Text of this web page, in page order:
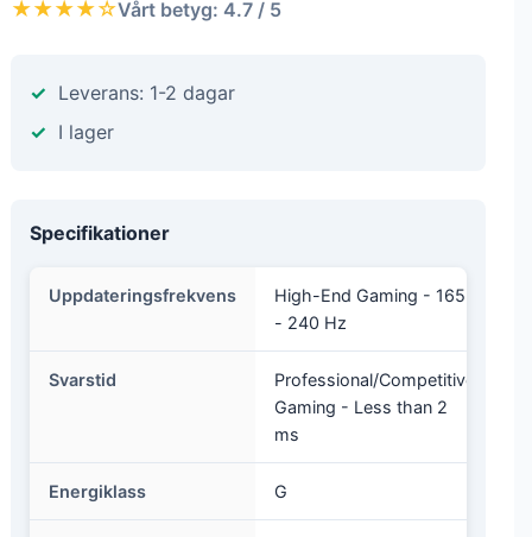
★★★★☆Vårt betyg: 4.7 / 5
Leverans: 1-2 dagar
I lager
Specifikationer
Uppdateringsfrekvens
High-End Gaming - 165
- 240 Hz
Svarstid
Professional/Competitive
Gaming - Less than 2
ms
Energiklass G